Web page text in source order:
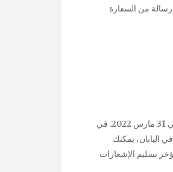
من السفارة
سيبدأ معرض إكسبو 2020 دبي رسمياً في 1 أكتوبر 2021 وسيستمر لمدة ستة أشهر وينتهي في 31 مارس 2022. في
بعض البلدان أو المناطق، يمكنك تشغيل التنبيهات في قائمة تنبيهات حكومية. على الـ iPhone في اليابان، يمكنك
يؤخر تسليم الإشعارات